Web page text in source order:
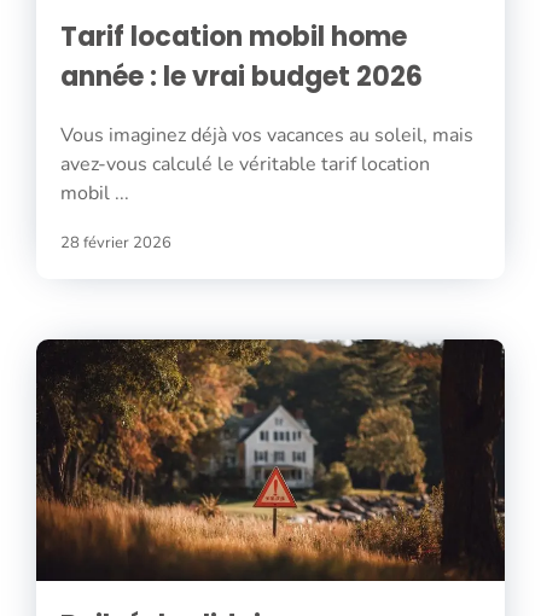
Tarif location mobil home
année : le vrai budget 2026
Vous imaginez déjà vos vacances au soleil, mais
avez-vous calculé le véritable tarif location
mobil ...
28 février 2026